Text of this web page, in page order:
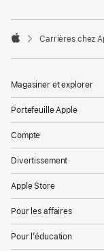

Carrières chez
Magasiner et explorer
Portefeuille Apple
Compte
Divertissement
Apple Store
Pour les affaires
Pour l’éducation